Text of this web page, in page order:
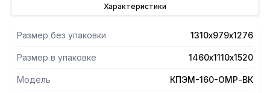
Характеристики
Размер без упаковки 1310х979х1276
Размер в упаковке 1460х1110х1520
Модель КПЭМ-160-ОМР-ВК